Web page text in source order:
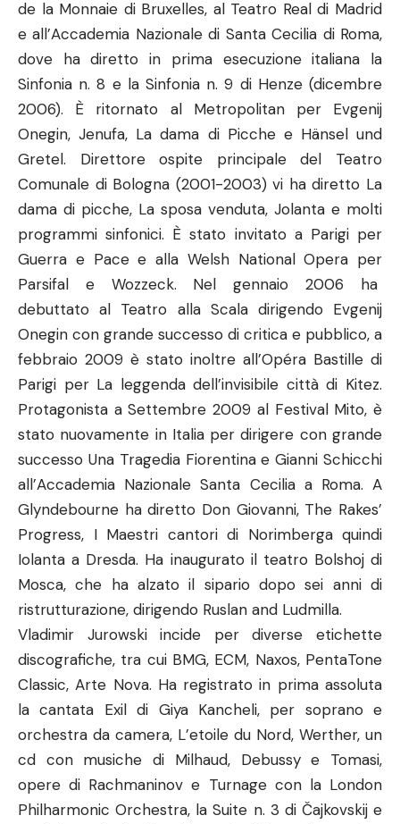
de la Monnaie di Bruxelles, al Teatro Real di Madrid
e all’Accademia Nazionale di Santa Cecilia di Roma,
dove ha diretto in prima esecuzione italiana la
Sinfonia n. 8 e la Sinfonia n. 9 di Henze (dicembre
2006). È ritornato al Metropolitan per Evgenij
Onegin, Jenufa, La dama di Picche e Hänsel und
Gretel. Direttore ospite principale del Teatro
Comunale di Bologna (2001-2003) vi ha diretto La
dama di picche, La sposa venduta, Jolanta e molti
programmi sinfonici. È stato invitato a Parigi per
Guerra e Pace e alla Welsh National Opera per
Parsifal e Wozzeck. Nel gennaio 2006 ha
debuttato al Teatro alla Scala dirigendo Evgenij
Onegin con grande successo di critica e pubblico, a
febbraio 2009 è stato inoltre all’Opéra Bastille di
Parigi per La leggenda dell’invisibile città di Kitez.
Protagonista a Settembre 2009 al Festival Mito, è
stato nuovamente in Italia per dirigere con grande
successo Una Tragedia Fiorentina e Gianni Schicchi
all’Accademia Nazionale Santa Cecilia a Roma. A
Glyndebourne ha diretto Don Giovanni, The Rakes’
Progress, I Maestri cantori di Norimberga quindi
Iolanta a Dresda. Ha inaugurato il teatro Bolshoj di
Mosca, che ha alzato il sipario dopo sei anni di
ristrutturazione, dirigendo Ruslan and Ludmilla.
Vladimir Jurowski incide per diverse etichette
discografiche, tra cui BMG, ECM, Naxos, PentaTone
Classic, Arte Nova. Ha registrato in prima assoluta
la cantata Exil di Giya Kancheli, per soprano e
orchestra da camera, L’etoile du Nord, Werther, un
cd con musiche di Milhaud, Debussy e Tomasi,
opere di Rachmaninov e Turnage con la London
Philharmonic Orchestra, la Suite n. 3 di Čajkovskij e